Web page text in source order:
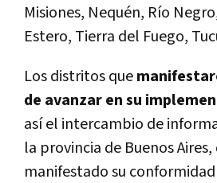
Misiones, Nequén, Río
Estero, Tierra del Fuego,
Los distritos que
de avanzar en su
así el intercambio de
la provincia de Buenos
manifestado su